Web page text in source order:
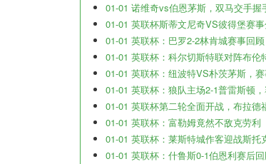
01-01 诺维奇vs伯恩茅斯，双马交手握
01-01 英联杯斯蒂文尼奇VS彼得堡赛
01-01 英联杯：巴罗2-2林肯城赛事回顾
01-01 英联杯：科尔切斯特联对阵布伦
01-01 英联杯：纽波特VS朴茨茅斯，
01-01 英联杯：狼队主场2-1普雷斯顿
01-01 英联杯第二轮全面开战，布拉
01-01 英联杯：富勒姆竟然不敌克劳利
01-01 英联杯：莱斯特城作客迎战斯托
01-01 英联杯：什鲁斯0-1伯恩利赛后